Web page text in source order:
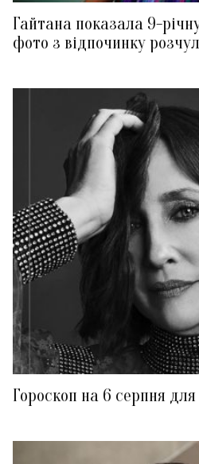
Гайтана показала 9-
фото з відпочинку
Гороскоп на 6 серпня для